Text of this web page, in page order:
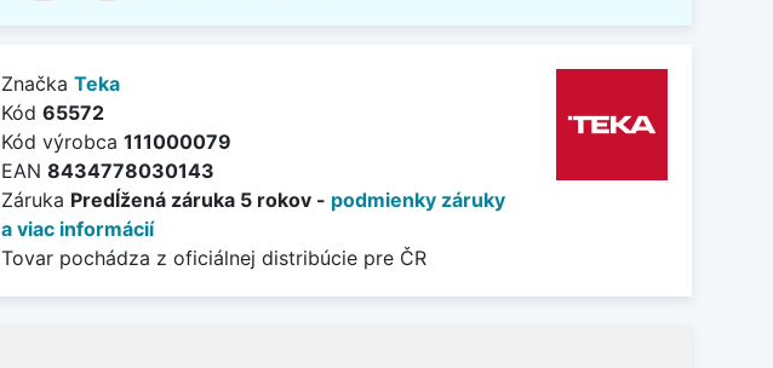
Značka Teka
Kód 65572
Kód výrobca 111000079
EAN 8434778030143
Záruka Predĺžená záruka 5 rokov - podmienky záruky
a viac informácií
Tovar pochádza z oficiálnej distribúcie pre ČR